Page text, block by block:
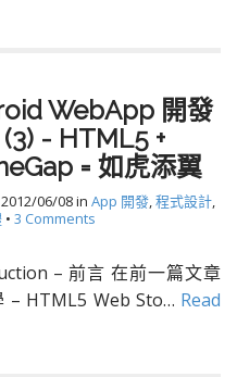
WebApp 開發
- HTML5 +
= 如虎添翼
2012/06/08in App 開發,程式設計,
• 3 Comments
– 前言 在前一篇文章
– HTML5 Web Sto… Read